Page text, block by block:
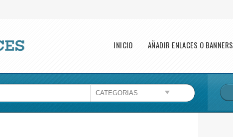
Main menu
INICIO AÑADIR ENLACES O BANNERS
Esta página no puede cargar Google Maps